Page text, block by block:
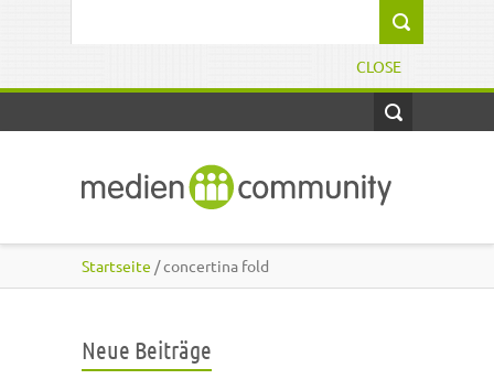
CLOSE
Startseite / concertina fold
Neue Beiträge